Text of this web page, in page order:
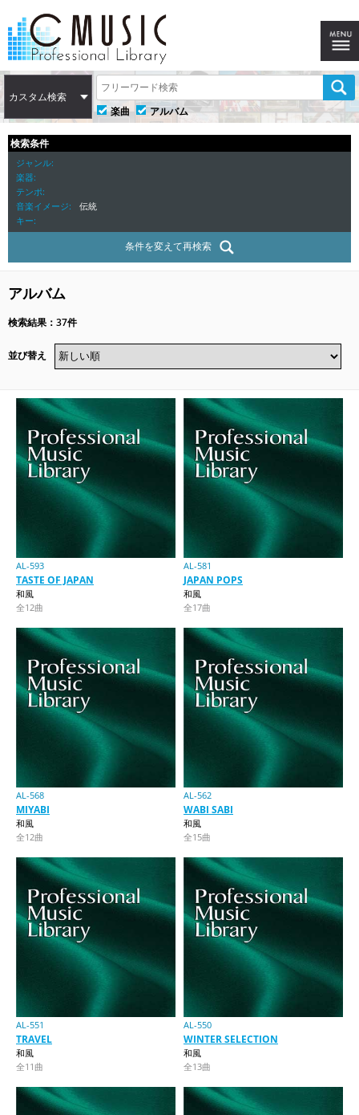
カスタム検索
楽曲
アルバム
検索条件
ジャンル
楽器
テンポ
音楽イメージ
伝統
キー
条件を変えて再検索
アルバム
検索結果：37件
並び替え
AL-593
TASTE OF JAPAN
和風
全12曲
AL-581
JAPAN POPS
和風
全17曲
AL-568
MIYABI
和風
全12曲
AL-562
WABI SABI
和風
全15曲
AL-551
TRAVEL
和風
全11曲
AL-550
WINTER SELECTION
和風
全13曲